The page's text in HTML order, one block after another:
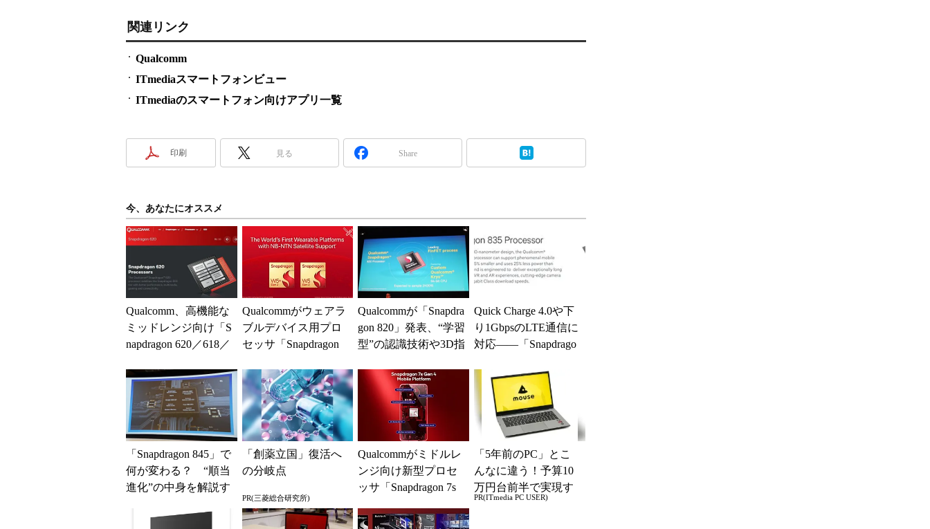
関連リンク
Qualcomm
ITmediaスマートフォンビュー
ITmediaのスマートフォン向けアプリ一覧
印刷 見る Share
今、あなたにオススメ
Qualcomm、高機能な
ミッドレンジ向け「S
napdragon 620／618／
Qualcommがウェアラ
ブルデバイス用プロ
セッサ「Snapdragon
Qualcommが「Snapdra
gon 820」発表、“学習
型”の認識技術や3D指
Quick Charge 4.0や下
り1GbpsのLTE通信に
対応――「Snapdrago
「Snapdragon 845」で
何が変わる？ “順当
進化”の中身を解説す
「創薬立国」復活へ
の分岐点
PR(三菱総合研究所)
Qualcommがミドルレ
ンジ向け新型プロセ
ッサ「Snapdragon 7s
「5年前のPC」とこ
んなに違う！予算10
万円台前半で実現す
る快適PCライフ
PR(ITmedia PC USER)